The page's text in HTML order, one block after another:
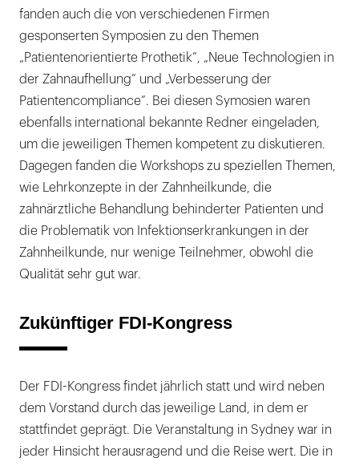
fanden auch die von verschiedenen Firmen
gesponserten Symposien zu den Themen
„Patientenorientierte Prothetik”, „Neue Technologien in
der Zahnaufhellung” und „Verbesserung der
Patientencompliance”. Bei diesen Symosien waren
ebenfalls international bekannte Redner eingeladen,
um die jeweiligen Themen kompetent zu diskutieren.
Dagegen fanden die Workshops zu speziellen Themen,
wie Lehrkonzepte in der Zahnheilkunde, die
zahnärztliche Behandlung behinderter Patienten und
die Problematik von Infektionserkrankungen in der
Zahnheilkunde, nur wenige Teilnehmer, obwohl die
Qualität sehr gut war.
Zukünftiger FDI-Kongress
Der FDI-Kongress findet jährlich statt und wird neben
dem Vorstand durch das jeweilige Land, in dem er
stattfindet geprägt. Die Veranstaltung in Sydney war in
jeder Hinsicht herausragend und die Reise wert. Die in